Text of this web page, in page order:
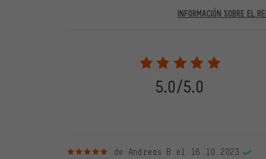
INFORMACIÓN SOBRE EL
2022 solo se publicarán evaluaciones verificadas, lo
Solo desbloqueamos la evaluación después de
verificadas llevan una marca verde, que se aplica a
28. 05. 2022. Se incluyeron también evaluaciones
evaluado en nuestra tienda. Estos comentarios no
5.0/5.0
5 de 5 estrellasde Andreas B. el 16.10.2023